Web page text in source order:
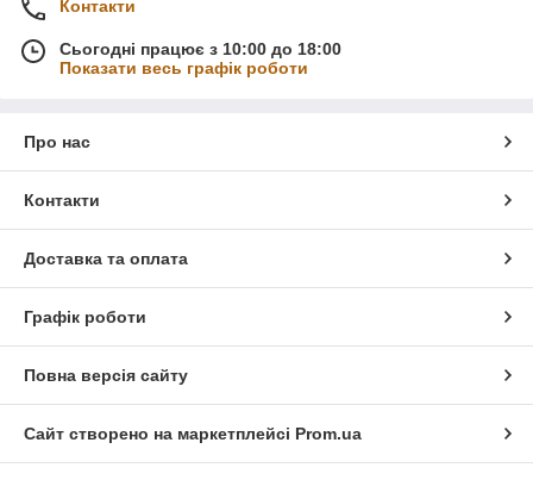
Контакти
Сьогодні працює з 10:00 до 18:00
Показати весь графік роботи
Про нас
Контакти
Доставка та оплата
Графік роботи
Повна версія сайту
Сайт створено на маркетплейсі Prom.ua